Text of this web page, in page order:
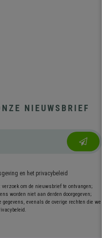
NIEUWSBRIEF
en het privacybeleid
om de nieuwsbrief te ontvangen;
worden niet aan derden doorgegeven;
evenals de overige rechten die we